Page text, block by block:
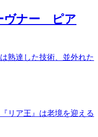
ヴナー ピア
熟達した技術、並外れた
リア王』は老境を迎える